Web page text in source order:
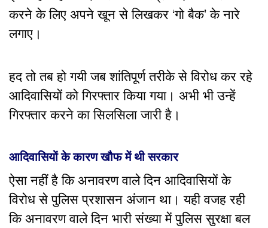
करने के लिए अपने खून से लिखकर ‘गो बैक’ के नारे
लगाए।
हद तो तब हो गयी जब शांतिपूर्ण तरीके से विरोध कर रहे
आदिवासियों को गिरफ्तार किया गया। अभी भी उन्हें
गिरफ्तार करने का सिलसिला जारी है।
आदिवासियों के कारण खौफ में थी सरकार
ऐसा नहीं है कि अनावरण वाले दिन आदिवासियों के
विरोध से पुलिस प्रशासन अंजान था। यही वजह रही
कि अनावरण वाले दिन भारी संख्या में पुलिस सुरक्षा बल